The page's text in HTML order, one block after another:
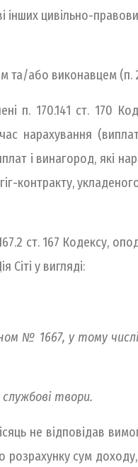
інших цивільно-
та/або виконавцем
п. 170.141 ст. 170
нарахування
і винагород, які
контракту,
ст. 167 Кодексу,
Сіті у вигляді:
№ 1667, у тому
твори.
не відповідав
сум